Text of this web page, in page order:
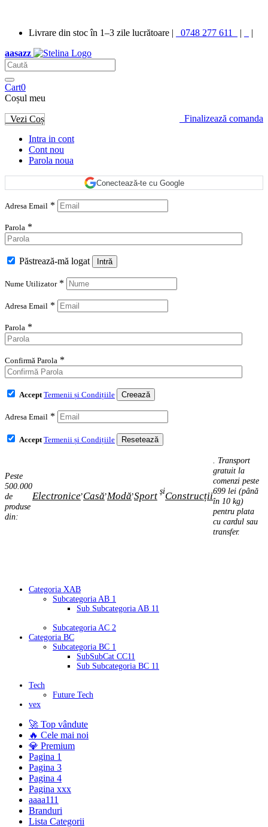
Livrare din stoc în 1–3 zile lucrătoare | 0748 277 611 |
|
aasazz
Cart0
Coșul meu
Vezi Coș
Finalizează comanda
Intra in cont
Cont nou
Parola noua
Conectează-te cu Google
Adresa Email *
Parola *
Păstrează-mă logat
Nume Utilizator *
Adresa Email *
Parola *
Confirmă Parola *
Accept Termenii și Condițiile
Adresa Email *
Accept Termenii și Condițiile
Peste
500.000
de
produse
din:
Electronice Casă Modă Sport șiConstrucții
. Transport
gratuit la
comenzi peste
699 lei (până
în 10 kg)
pentru plata
cu cardul sau
transfer.
Categoria XAB
Subcategoria AB 1
Sub Subcategoria AB 11
Subcategoria AC 2
Categoria BC
Subcategoria BC 1
SubSubCat CC11
Sub Subcategoria BC 11
Tech
Future Tech
vex
🚀 Top vândute
🔥 Cele mai noi
💎 Premium
Pagina 1
Pagina 3
Pagina 4
Pagina xxx
aaaa111
Branduri
Lista Categorii